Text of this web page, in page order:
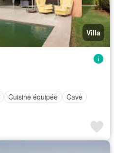
Villa
Cuisine équipée
Cave